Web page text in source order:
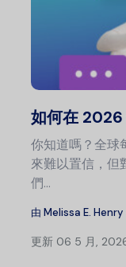
如何在
你知道嗎？全球
來難以置信，但
們...
由 Melissa E. Henry
更新 06 5 月,